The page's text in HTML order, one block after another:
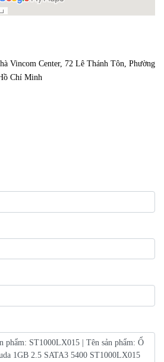
Vincom Center, 72 Lê Thánh Tôn, Phường
Chí Minh